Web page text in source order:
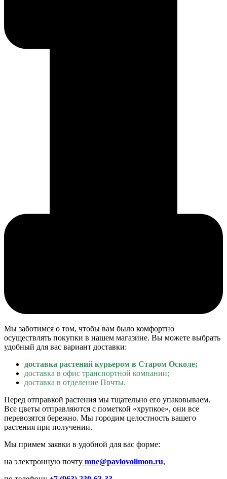
Мы заботимся о том, чтобы вам было комфортно
осуществлять покупки в нашем магазине. Вы можете выбрать
удобный для вас вариант доставки:
доставка растений курьером в Старом Осколе;
доставка в офис транспортной компании;
доставка в отделение Почты.
Перед отправкой растения мы тщательно его упаковываем.
Все цветы отправляются с пометкой «хрупкое», они все
перевозятся бережно. Мы городим целостность вашего
растения при получении.
Мы примем заявки в удобной для вас форме:
на электронную почту mne@pavlovolimon.ru,